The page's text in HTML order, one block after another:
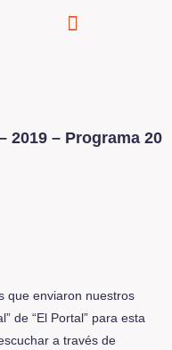
2019 – Programa 20
que enviaron nuestros
de “El Portal” para esta
a través de